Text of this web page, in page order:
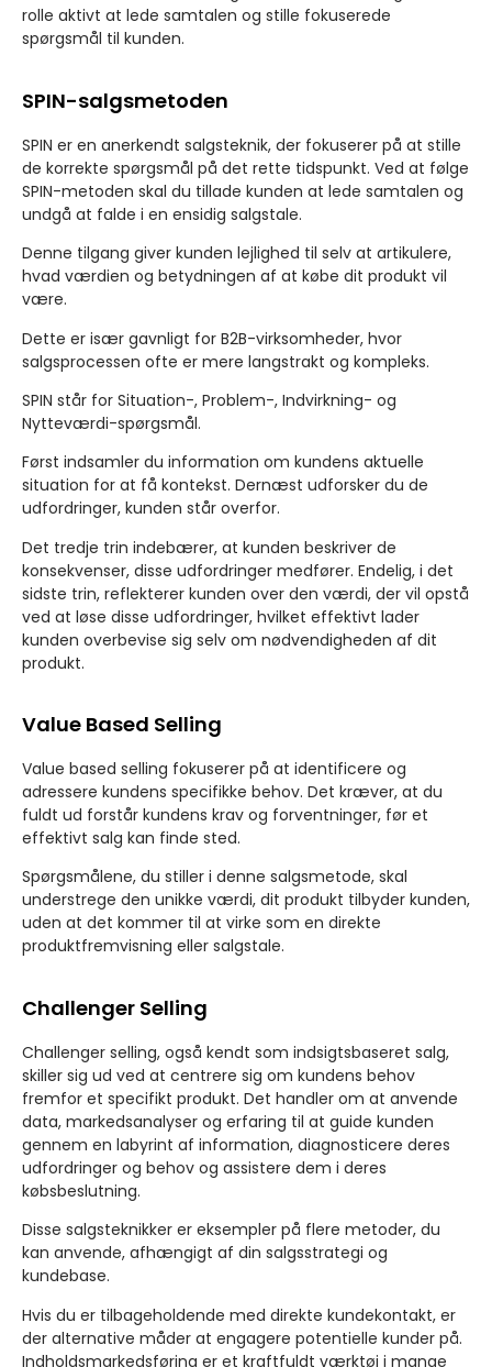
rolle aktivt at lede samtalen og stille fokuserede
spørgsmål til kunden.
SPIN-salgsmetoden
SPIN er en anerkendt salgsteknik, der fokuserer på at stille
de korrekte spørgsmål på det rette tidspunkt. Ved at følge
SPIN-metoden skal du tillade kunden at lede samtalen og
undgå at falde i en ensidig salgstale.
Denne tilgang giver kunden lejlighed til selv at artikulere,
hvad værdien og betydningen af at købe dit produkt vil
være.
Dette er især gavnligt for B2B-virksomheder, hvor
salgsprocessen ofte er mere langstrakt og kompleks.
SPIN står for Situation-, Problem-, Indvirkning- og
Nytteværdi-spørgsmål.
Først indsamler du information om kundens aktuelle
situation for at få kontekst. Dernæst udforsker du de
udfordringer, kunden står overfor.
Det tredje trin indebærer, at kunden beskriver de
konsekvenser, disse udfordringer medfører. Endelig, i det
sidste trin, reflekterer kunden over den værdi, der vil opstå
ved at løse disse udfordringer, hvilket effektivt lader
kunden overbevise sig selv om nødvendigheden af dit
produkt.
Value Based Selling
Value based selling fokuserer på at identificere og
adressere kundens specifikke behov. Det kræver, at du
fuldt ud forstår kundens krav og forventninger, før et
effektivt salg kan finde sted.
Spørgsmålene, du stiller i denne salgsmetode, skal
understrege den unikke værdi, dit produkt tilbyder kunden,
uden at det kommer til at virke som en direkte
produktfremvisning eller salgstale.
Challenger Selling
Challenger selling, også kendt som indsigtsbaseret salg,
skiller sig ud ved at centrere sig om kundens behov
fremfor et specifikt produkt. Det handler om at anvende
data, markedsanalyser og erfaring til at guide kunden
gennem en labyrint af information, diagnosticere deres
udfordringer og behov og assistere dem i deres
købsbeslutning.
Disse salgsteknikker er eksempler på flere metoder, du
kan anvende, afhængigt af din salgsstrategi og
kundebase.
Hvis du er tilbageholdende med direkte kundekontakt, er
der alternative måder at engagere potentielle kunder på.
Indholdsmarkedsføring er et kraftfuldt værktøj i mange